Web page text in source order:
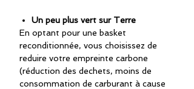
Un peu plus vert sur Terre
En optant pour une basket
reconditionnée, vous choisissez de
reduire votre empreinte carbone
(réduction des dechets, moins de
consommation de carburant à cause